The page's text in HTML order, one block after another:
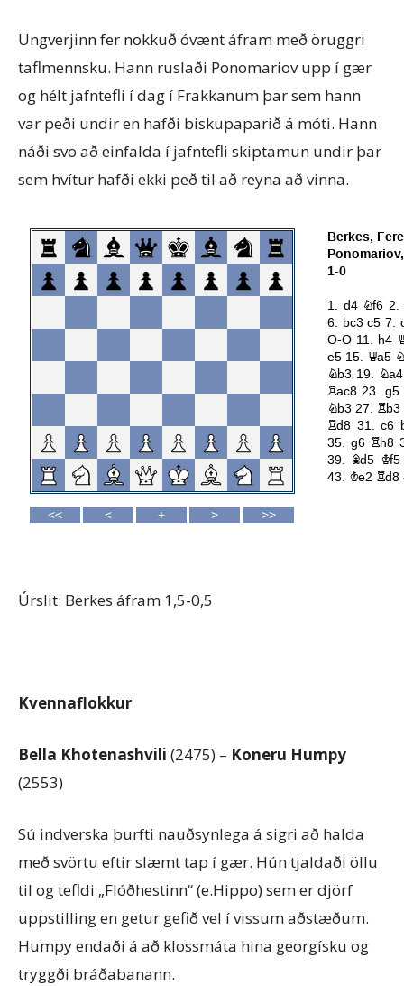
Ungverjinn fer nokkuð óvænt áfram með öruggri
taflmennsku. Hann ruslaði Ponomariov upp í gær
og hélt jafntefli í dag í Frakkanum þar sem hann
var peði undir en hafði biskupaparið á móti. Hann
náði svo að einfalda í jafntefli skiptamun undir þar
sem hvítur hafði ekki peð til að reyna að vinna.
Úrslit: Berkes áfram 1,5-0,5
Kvennaflokkur
Bella Khotenashvili (2475) – Koneru Humpy
(2553)
Sú indverska þurfti nauðsynlega á sigri að halda
með svörtu eftir slæmt tap í gær. Hún tjaldaði öllu
til og tefldi „Flóðhestinn“ (e.Hippo) sem er djörf
uppstilling en getur gefið vel í vissum aðstæðum.
Humpy endaði á að klossmáta hina georgísku og
tryggði bráðabanann.